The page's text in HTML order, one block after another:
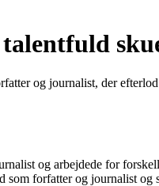
og journalist, der
og arbejdede for
forfatter og journalist og